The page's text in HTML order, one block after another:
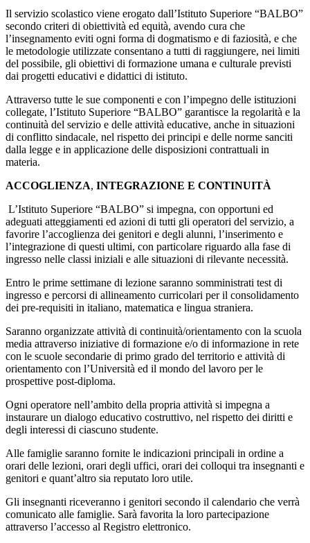
Il servizio scolastico viene erogato dall’Istituto Superiore “BALBO”
secondo criteri di obiettività ed equità, avendo cura che
l’insegnamento eviti ogni forma di dogmatismo e di faziosità, e che
le metodologie utilizzate consentano a tutti di raggiungere, nei limiti
del possibile, gli obiettivi di formazione umana e culturale previsti
dai progetti educativi e didattici di istituto.
Attraverso tutte le sue componenti e con l’impegno delle istituzioni
collegate, l’Istituto Superiore “BALBO” garantisce la regolarità e la
continuità del servizio e delle attività educative, anche in situazioni
di conflitto sindacale, nel rispetto dei principi e delle norme sanciti
dalla legge e in applicazione delle disposizioni contrattuali in
materia.
ACCOGLIENZA, INTEGRAZIONE E CONTINUITÀ
L’Istituto Superiore “BALBO” si impegna, con opportuni ed
adeguati atteggiamenti ed azioni di tutti gli operatori del servizio, a
favorire l’accoglienza dei genitori e degli alunni, l’inserimento e
l’integrazione di questi ultimi, con particolare riguardo alla fase di
ingresso nelle classi iniziali e alle situazioni di rilevante necessità.
Entro le prime settimane di lezione saranno somministrati test di
ingresso e percorsi di allineamento curricolari per il consolidamento
dei pre-requisiti in italiano, matematica e lingua straniera.
Saranno organizzate attività di continuità/orientamento con la scuola
media attraverso iniziative di formazione e/o di informazione in rete
con le scuole secondarie di primo grado del territorio e attività di
orientamento con l’Università ed il mondo del lavoro per le
prospettive post-diploma.
Ogni operatore nell’ambito della propria attività si impegna a
instaurare un dialogo educativo costruttivo, nel rispetto dei diritti e
degli interessi di ciascuno studente.
Alle famiglie saranno fornite le indicazioni principali in ordine a
orari delle lezioni, orari degli uffici, orari dei colloqui tra insegnanti e
genitori e quant’altro sia reputato loro utile.
Gli insegnanti riceveranno i genitori secondo il calendario che verrà
comunicato alle famiglie. Sarà favorita la loro partecipazione
attraverso l’accesso al Registro elettronico.